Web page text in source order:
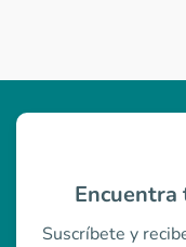
Suscríbete y